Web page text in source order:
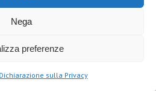
Nega
preferenze
sulla Privacy